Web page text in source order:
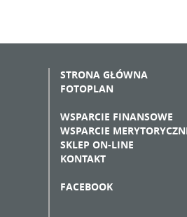
STRONA GŁÓWNA
FOTOPLAN
WSPARCIE FINANSOWE
WSPARCIE
SKLEP ON-LINE
KONTAKT
FACEBOOK